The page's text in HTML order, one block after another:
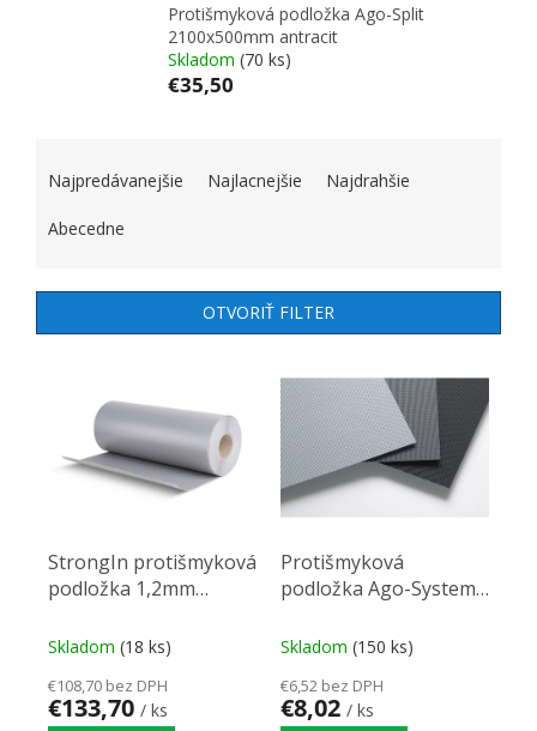
Protišmyková podložka Ago-Split
2100x500mm antracit
Skladom (70 ks)
€35,50
Najpredávanejšie Najlacnejšie Najdrahšie
Abecedne
OTVORIŤ FILTER
StrongIn protišmyková
podložka 1,2mm
Skladom (18 ks)
€108,70 bez DPH
€133,70 / ks
Protišmyková
podložka Ago-System
antracit 481x474mm
Skladom (150 ks)
€6,52 bez DPH
€8,02 / ks